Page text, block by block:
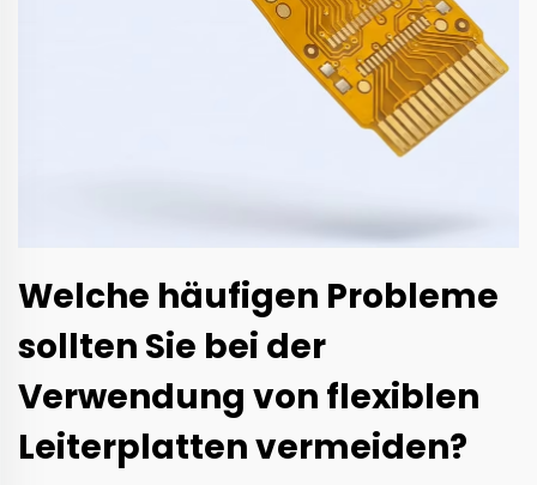
Welche häufigen Probleme
sollten Sie bei der
Verwendung von flexiblen
Leiterplatten vermeiden?